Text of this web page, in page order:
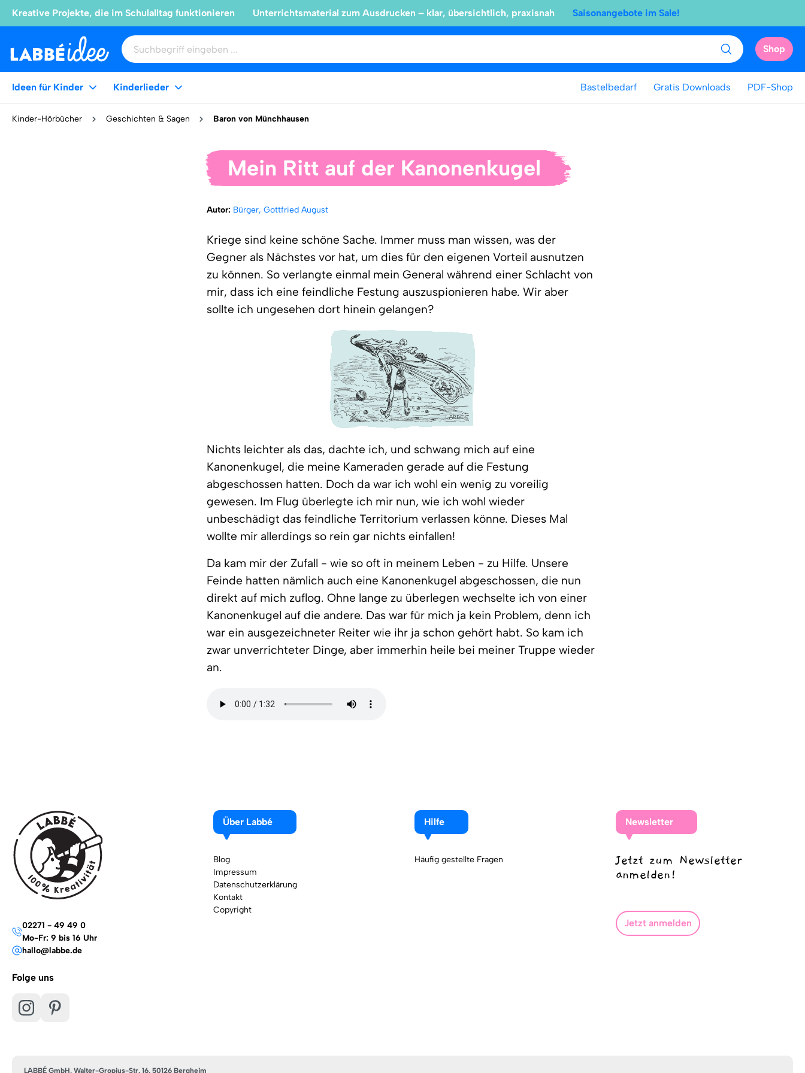
Kreative Projekte, die im Schulalltag funktionieren Unterrichtsmaterial zum Ausdrucken – klar, übersichtlich, praxisnah Saisonangebote im Sale!
Shop
Ideen für Kinder Kinderlieder Bastelbedarf Gratis Downloads PDF-Shop
Kinder-Hörbücher Geschichten & Sagen Baron von Münchhausen
Mein Ritt auf der Kanonenkugel
Autor: Bürger, Gottfried August
Kriege sind keine schöne Sache. Immer muss man wissen, was der
Gegner als Nächstes vor hat, um dies für den eigenen Vorteil ausnutzen
zu können. So verlangte einmal mein General während einer Schlacht von
mir, dass ich eine feindliche Festung auszuspionieren habe. Wir aber
sollte ich ungesehen dort hinein gelangen?
Nichts leichter als das, dachte ich, und schwang mich auf eine
Kanonenkugel, die meine Kameraden gerade auf die Festung
abgeschossen hatten. Doch da war ich wohl ein wenig zu voreilig
gewesen. Im Flug überlegte ich mir nun, wie ich wohl wieder
unbeschädigt das feindliche Territorium verlassen könne. Dieses Mal
wollte mir allerdings so rein gar nichts einfallen!
Da kam mir der Zufall - wie so oft in meinem Leben - zu Hilfe. Unsere
Feinde hatten nämlich auch eine Kanonenkugel abgeschossen, die nun
direkt auf mich zuflog. Ohne lange zu überlegen wechselte ich von einer
Kanonenkugel auf die andere. Das war für mich ja kein Problem, denn ich
war ein ausgezeichneter Reiter wie ihr ja schon gehört habt. So kam ich
zwar unverrichteter Dinge, aber immerhin heile bei meiner Truppe wieder
an.
02271 - 49 49 0
Mo-Fr: 9 bis 16 Uhr
hallo@labbe.de
Folge uns
Über Labbé
Blog
Impressum
Datenschutzerklärung
Kontakt
Copyright
Hilfe
Häufig gestellte Fragen
Newsletter
Jetzt zum Newsletter
anmelden!
Jetzt anmelden
LABBÉ GmbH, Walter-Gropius-Str. 16, 50126 Bergheim